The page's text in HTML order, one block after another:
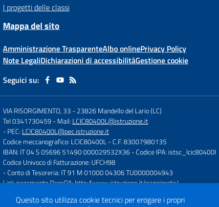
I progetti delle classi
Mappa del sito
Amministrazione TrasparenteAlbo onlinePrivacy Policy
Note LegaliDichiarazioni di accessibilitàGestione cookie
Seguici su:
VIA RISORGIMENTO, 33 -23826 Mandello del Lario (LC)
Tel 0341730459 - Mail: LCIC80400L@istruzione.it
- PEC: LCIC80400L@pec.istruzione.it
Codice meccanografico: LCIC80400L- C.F. 83007980135
IBAN: IT 04 S 05696 51490 000029532X36- Codice IPA: istsc_lcic80400l
Codice Univoco di Fatturazione: UFCH98
- Conto di Tesoreria: IT 91 M 01000 04306 TU0000004943
Link pagamento PagoPA:http://www.istruzione.it/pagoinrete/
Questo sito utilizza cookie tecnici per erogare i propri